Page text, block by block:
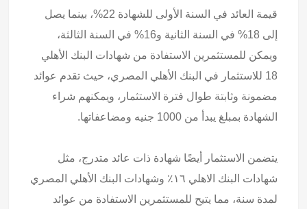
قيمة العائد في السنة الأولى للشهادة 22%، بينما يصل
إلى 18% في السنة الثانية و16% في السنة الثالثة،
ويمكن للمستثمرين الاستفادة من شهادات البنك الأهلي
18 للاستثمار في البنك الأهلي المصري، حيث تقدم عوائد
مضمونة وثابتة طوال فترة الاستثمار، ويمكنهم شراء
الشهادة بمبلغ يبدأ من 1000 جنيه ومضاعفاتها.
يتضمن الاستثمار أيضًا شهادة ذات عائد متدرج، مثل
شهادات البنك الاهلي ١٦٪ وشهادات البنك الأهلي المصري
لمدة سنة، مما يتيح للمستثمرين الاستفادة من عوائد